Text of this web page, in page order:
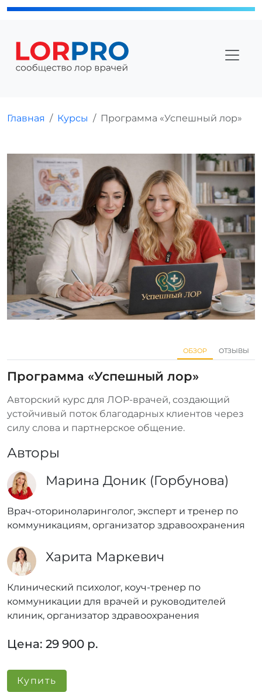
Главная Курсы Программа «Успешный лор»
ОБЗОР ОТЗЫВЫ
Программа «Успешный лор»
Авторский курс для ЛОР-врачей, создающий
устойчивый поток благодарных клиентов через
силу слова и партнерское общение.
Авторы
Марина Доник (Горбунова)
Врач-оториноларинголог, эксперт и тренер по
коммуникациям, организатор здравоохранения
Харита Маркевич
Клинический психолог, коуч-тренер по
коммуникации для врачей и руководителей
клиник, организатор здравоохранения
Цена: 29 900 р.
Купить